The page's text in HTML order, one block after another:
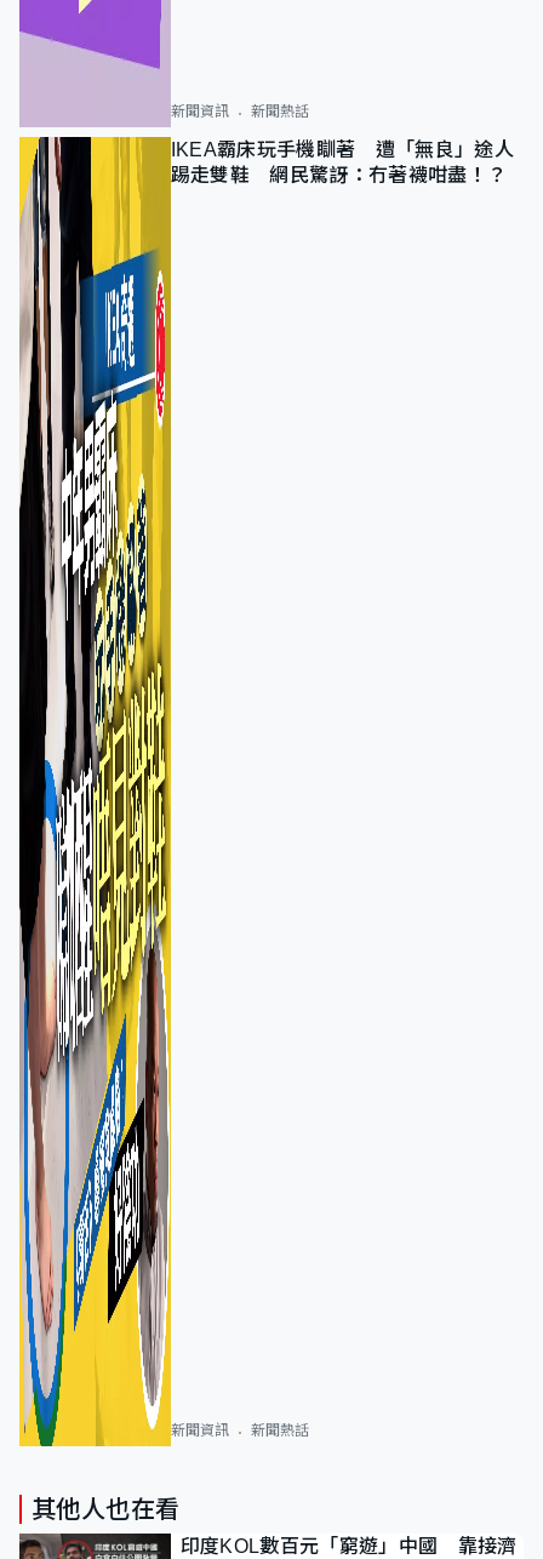
新聞資訊 新聞熱話
IKEA霸床玩手機瞓著 遭「無良」途人
踢走雙鞋 網民驚訝：冇著襪咁盡！？
新聞資訊 新聞熱話
其他人也在看
印度KOL數百元「窮遊」中國 靠接濟